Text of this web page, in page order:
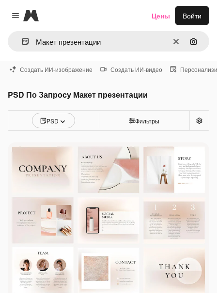
Close menu
Magnific
ОчиститьПоиск
Цены Войти
Создать ИИ-изображение Создать ИИ-видео
PSD По Запросу Макет презентации
PSD Фильтры